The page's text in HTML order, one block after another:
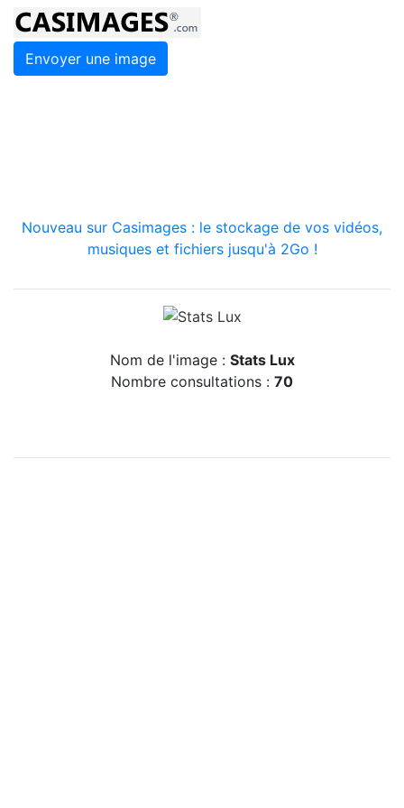
Envoyer une image
Nouveau sur Casimages : le stockage de vos vidéos,
musiques et fichiers jusqu'à 2Go !
Nom de l'image : Stats Lux
Nombre consultations : 70